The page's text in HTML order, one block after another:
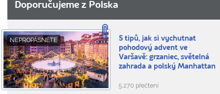
Doporučujeme z Polska
NEPROPÁSNĚTE
5 tipů, jak si vychutnat
pohodový advent ve
Varšavě: grzaniec, světelná
zahrada a polský Manhattan
5.270 přečtení